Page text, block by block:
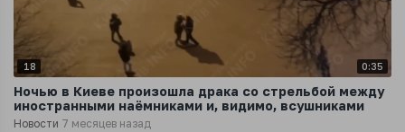
18 0:35
Ночью в Киеве произошла драка со стрельбой между
иностранными наёмниками и, видимо, всушниками
Новости 7 месяцев назад